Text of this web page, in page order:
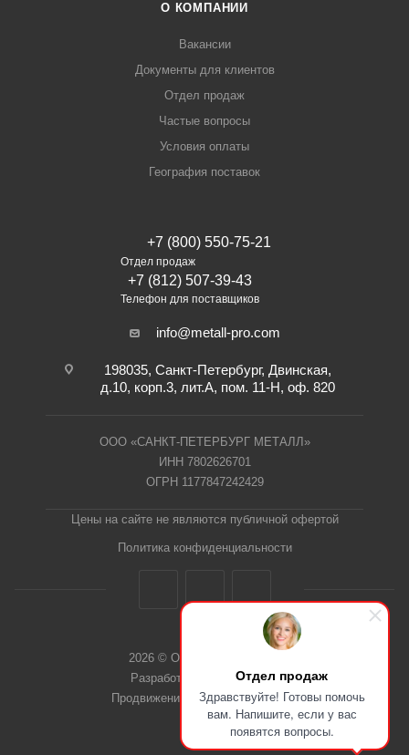
Отдел продаж
Здравствуйте! Готовы помочь
вам. Напишите, если у вас
появятся вопросы.
О КОМПАНИИ
Вакансии
Документы для клиентов
Отдел продаж
Частые вопросы
Условия оплаты
География поставок
+7 (800) 550-75-21
Отдел продаж
+7 (812) 507-39-43
Телефон для поставщиков
info@metall-pro.com
198035, Санкт-Петербург, Двинская,
д.10, корп.3, лит.А, пом. 11-Н, оф. 820
ООО «САНКТ-ПЕТЕРБУРГ МЕТАЛЛ»
ИНН 7802626701
ОГРН 1177847242429
Цены на сайте не являются публичной офертой
Политика конфиденциальности
2026 © ООО "СПб Металл"
Разработка сайта Dieztech
Продвижение сайта — Веб-Центр